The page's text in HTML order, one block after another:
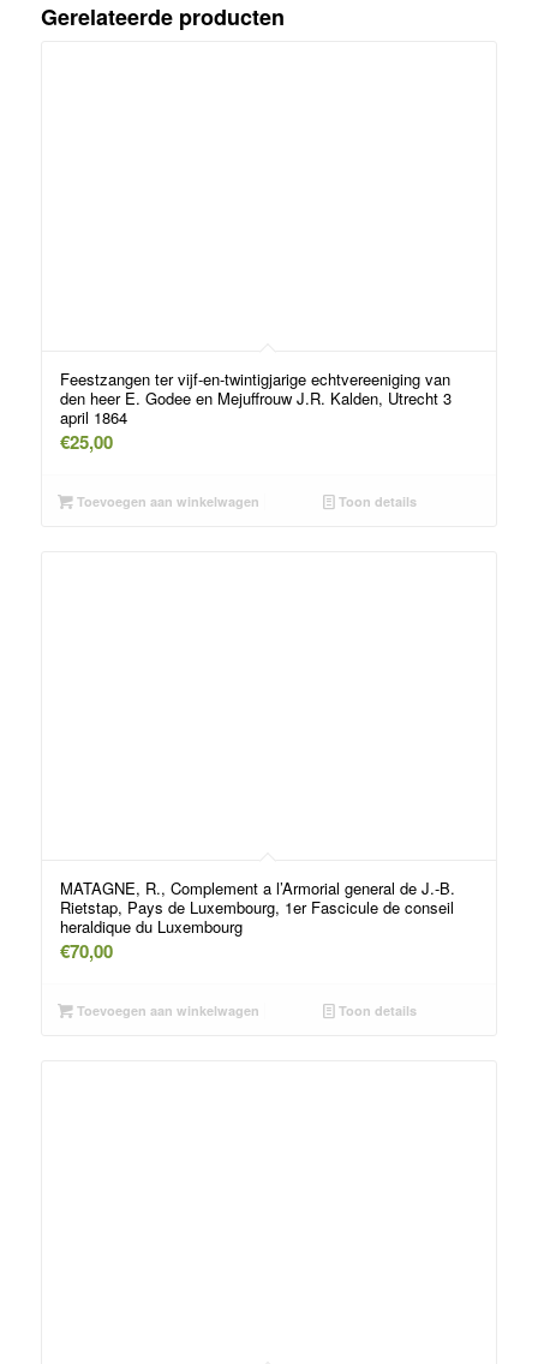
Gerelateerde producten
Feestzangen ter vijf-en-twintigjarige echtvereeniging van
den heer E. Godee en Mejuffrouw J.R. Kalden, Utrecht 3
april 1864
€25,00
Toevoegen aan winkelwagen Toon details
MATAGNE, R., Complement a l’Armorial general de J.-B.
Rietstap, Pays de Luxembourg, 1er Fascicule de conseil
heraldique du Luxembourg
€70,00
Toevoegen aan winkelwagen Toon details